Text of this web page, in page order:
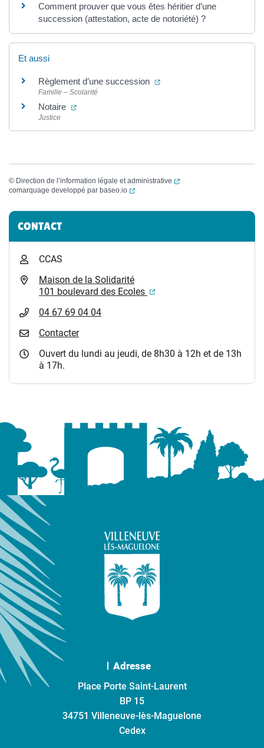
Comment prouver que vous êtes héritier d’une
succession (attestation, acte de notoriété) ?
Et aussi
Règlement d’une succession (ouverture dans un nouvel
Famille – Scolarité
Notaire (ouverture dans un nouvel onglet)
Justice
© Direction de l’information légale et administrative
(ouverture dans un
comarquage developpé par baseo.io (ouverture dans un nouvel onglet)
Informations complémentaires
CONTACT
CCAS
Maison de la Solidarité
101 boulevard des Ecoles
(ouverture dans un
04 67 69 04 04
Contacter
Ouvert du lundi au jeudi, de 8h30 à 12h et de 13h
à 17h.
Adresse
Place Porte Saint-Laurent
BP 15
34751 Villeneuve-lès-Maguelone
Cedex